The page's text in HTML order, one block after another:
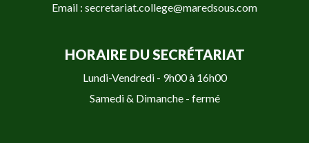
Email : secretariat.college@maredsous.com
HORAIRE DU SECRÉTARIAT
Lundi-Vendredi - 9h00 à 16h00
Samedi & Dimanche - fermé